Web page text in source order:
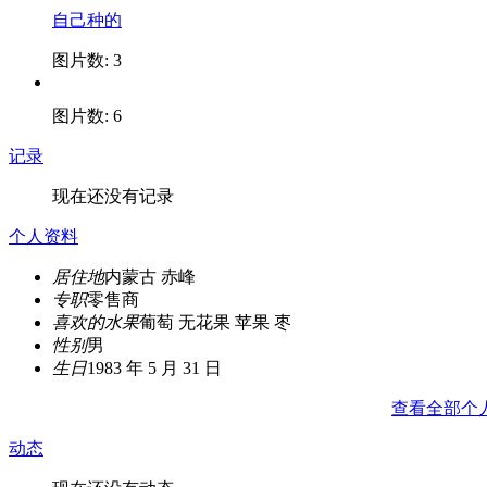
自己种的
图片数: 3
图片数: 6
记录
现在还没有记录
个人资料
居住地内蒙古 赤峰
专职零售商
喜欢的水果葡萄 无花果 苹果 枣
性别男
生日1983 年 5 月 31 日
查看全部个
动态